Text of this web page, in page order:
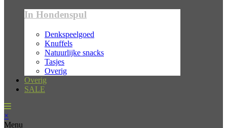
In Hondenspul
Denkspeelgoed
Knuffels
Natuurlijke snacks
Tasjes
Overig
Overig
SALE
×
Menu